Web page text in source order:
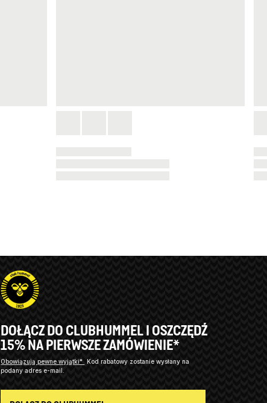
DOŁĄCZ DO CLUBHUMMEL I OSZCZĘDŹ
15% NA PIERWSZE ZAMÓWIENIE*
Obowiązują pewne wyjątki*
Kod rabatowy zostanie wysłany na
podany adres e-mail.